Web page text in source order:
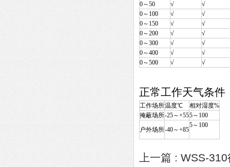
0～50
√
√
0～100
√
√
0～150
√
√
0～200
√
√
0～300
√
√
0～400
√
√
0～500
√ √
正常工作天气条件
工作场所温度℃
相对湿度%
掩蔽场所-25～+555～100
户外场所-40～+85
5～100
上一篇 : WSS-